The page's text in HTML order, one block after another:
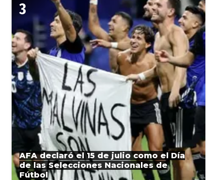
AFA declaró el 15 de julio como el Día
de las Selecciones Nacionales de
Fútbol